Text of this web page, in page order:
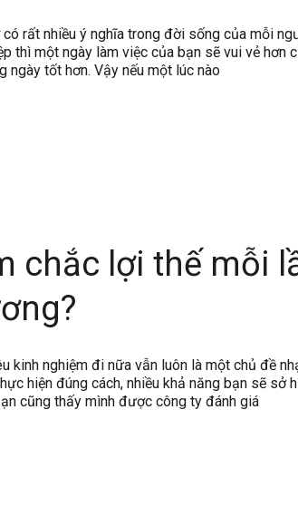
rất nhiều ý nghĩa trong đời sống của mỗi
thì một ngày làm việc của bạn sẽ vui vẻ hơn
tốt hơn. Vậy nếu một lúc nào
chắc lợi thế mỗi
kinh nghiệm đi nữa vẫn luôn là một chủ đề
hiện đúng cách, nhiều khả năng bạn sẽ sở
cũng thấy mình được công ty đánh giá